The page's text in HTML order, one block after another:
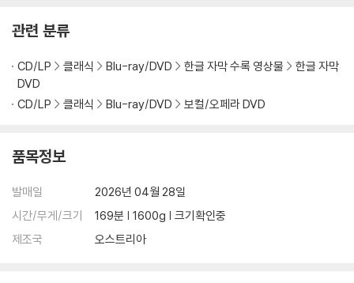
2) 정전기와 먼지로 인해 재생이 원활하지 않은 경우가 있습니다. 디스크
해결됩니다.
3) 일부 PC 연결형 ODD의 경우 호환 상의 문제로 정상적인 디스크도 재
생이 불가능한 경우가 있습니다. 독립형 전용 플레이어 사용을 권장드리
생할 수 있음을 알려드립니다.
※ 디스크 외관 불량
디스크에 미세한 잔 흠집이 남아있거나 인쇄 면이 깨끗하지 않은 경우가
있으며, 상품의 불량이 아닙니다. 단, 재생에 이상이 있는 경우에는 불량으
로 인한 반품/교환이 가능합니다.
관련 분류
CD/LP 클래식 Blu-ray/DVD 한글 자막 수록 영상물
한글 자막
DVD
CD/LP
클래식 Blu-ray/DVD 보컬/오페라 DVD
품목정보
발매일
2026년 04월 28일
시간/무게/크기
169분 | 1600g | 크기확인중
제조국
오스트리아